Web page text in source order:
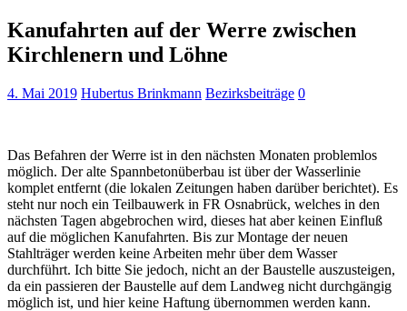
Kanufahrten auf der Werre zwischen
Kirchlenern und Löhne
4. Mai 2019 Hubertus Brinkmann Bezirksbeiträge 0
Das Befahren der Werre ist in den nächsten Monaten problemlos
möglich. Der alte Spannbetonüberbau ist über der Wasserlinie
komplet entfernt (die lokalen Zeitungen haben darüber berichtet). Es
steht nur noch ein Teilbauwerk in FR Osnabrück, welches in den
nächsten Tagen abgebrochen wird, dieses hat aber keinen Einfluß
auf die möglichen Kanufahrten. Bis zur Montage der neuen
Stahlträger werden keine Arbeiten mehr über dem Wasser
durchführt. Ich bitte Sie jedoch, nicht an der Baustelle auszusteigen,
da ein passieren der Baustelle auf dem Landweg nicht durchgängig
möglich ist, und hier keine Haftung übernommen werden kann.